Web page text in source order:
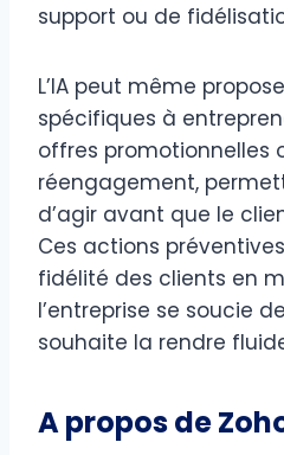
support ou de
L’IA peut même
spécifiques à
offres promotionnelles
réengagement,
d’agir avant que le
Ces actions
fidélité des clients en
l’entreprise se soucie
souhaite la rendre
A propos de